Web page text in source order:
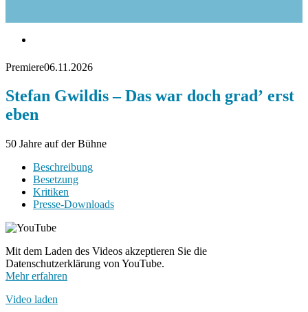
Premiere06.11.2026
Stefan Gwildis – Das war doch gradʼ erst
eben
50 Jahre auf der Bühne
Beschreibung
Besetzung
Kritiken
Presse-Downloads
Mit dem Laden des Videos akzeptieren Sie die
Datenschutzerklärung von YouTube.
Mehr erfahren
Video laden